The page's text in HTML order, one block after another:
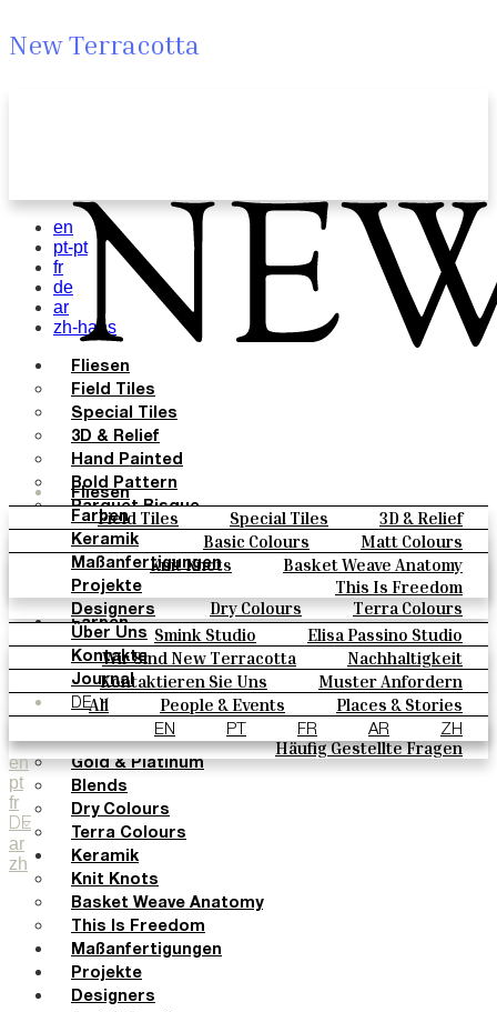
New Terracotta
Fliesen
Field Tiles Special Tiles
3D & Relief
Hand Painted
Bold Pattern
Parquet Bisque
Natural Cotto
Smink Studio
Elisa Passino
Paulo Vale
Farben
Basic Colours
Matt Colours
Oxide Explosions
Special Firing
Vintage Metallics
Gold & Platinum
Blends
Dry Colours
Terra Colours
Keramik
Knit Knots
Basket Weave Anatomy
This Is Freedom
Maßanfertigungen
Projekte
Designers
Smink Studio
Elisa Passino Studio
Paulo Vale
Über Uns
Wir Sind New Terracotta
Nachhaltigkeit
Portugiesisches Vermächtnis
Kontakte
Kontaktieren Sie Uns
Muster Anfordern
Kaufmöglichkeiten
Kataloge U Technische Spezifikationen
Häufig Gestellte Fragen
Journal
All People & Events
Places & Stories
Materials & Sustainability
Inspiration & Culture
DE
EN PT FR AR ZH
en
pt
fr
DE
ar
zh
en
pt-pt
fr
de
ar
zh-hans
Fliesen
Field Tiles
Special Tiles
3D & Relief
Hand Painted
Bold Pattern
Parquet Bisque
Natural Cotto
Smink Studio
Elisa Passino
Paulo Vale
Farben
Basic Colours
Matt Colours
Oxide Explosions
Special Firing
Vintage Metallics
Gold & Platinum
Blends
Dry Colours
Terra Colours
Keramik
Knit Knots
Basket Weave Anatomy
This Is Freedom
Maßanfertigungen
Projekte
Designers